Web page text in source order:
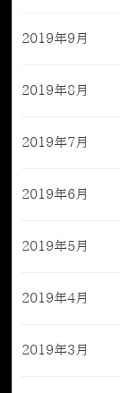
2019年9月
2019年8月
2019年7月
2019年6月
2019年5月
2019年4月
2019年3月